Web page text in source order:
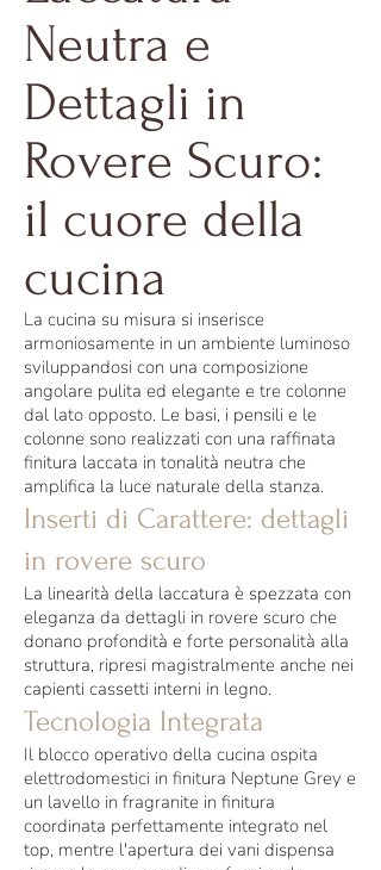
Neutra e
Dettagli in
Rovere Scuro:
il cuore della
cucina
La cucina su misura si inserisce
armoniosamente in un ambiente luminoso
sviluppandosi con una composizione
angolare pulita ed elegante e tre colonne
dal lato opposto. Le basi, i pensili e le
colonne sono realizzati con una raffinata
finitura laccata in tonalità neutra che
amplifica la luce naturale della stanza.
Inserti di Carattere: dettagli
in rovere scuro
La linearità della laccatura è spezzata con
eleganza da dettagli in rovere scuro che
donano profondità e forte personalità alla
struttura, ripresi magistralmente anche nei
capienti cassetti interni in legno.
Tecnologia Integrata
Il blocco operativo della cucina ospita
elettrodomestici in finitura Neptune Grey e
un lavello in fragranite in finitura
coordinata perfettamente integrato nel
top, mentre l'apertura dei vani dispensa